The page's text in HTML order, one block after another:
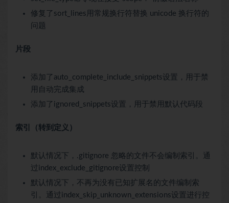
修复了sort_lines用常规换行符替换 unicode 换行符的
问题
片段
添加了auto_complete_include_snippets设置，用于禁
用自动完成集成
添加了ignored_snippets设置，用于禁用默认代码段
索引（转到定义）
默认情况下，.gitignore 忽略的文件不会编制索引。通
过index_exclude_gitignore设置控制
默认情况下，不再为没有已知扩展名的文件编制索
引。通过index_skip_unknown_extensions设置进行控